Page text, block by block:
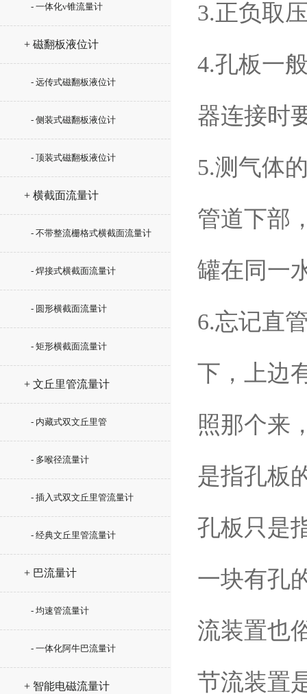
- 一体化v锥流量计
+ 磁翻板液位计
- 远传式磁翻板液位计
- 侧装式磁翻板液位计
- 顶装式磁翻板液位计
+ 横截面流量计
- 不带整流栅格式横截面流量计
- 焊接式横截面流量计
- 圆形横截面流量计
- 矩形横截面流量计
+ 文丘里管流量计
- 内藏式双文丘里管
- 多喉径流量计
- 插入式双文丘里管流量计
- 经典文丘里管流量计
+ 巴流量计
- 均速管流量计
- 一体化阿牛巴流量计
+ 智能电磁流量计
3.正负取
4.孔板一
器连接时
5.测气体
管道下部
罐在同一
6.忘记直
下，上边
照那个来
是指孔板
孔板只是
一块有孔
流装置也
节流装置